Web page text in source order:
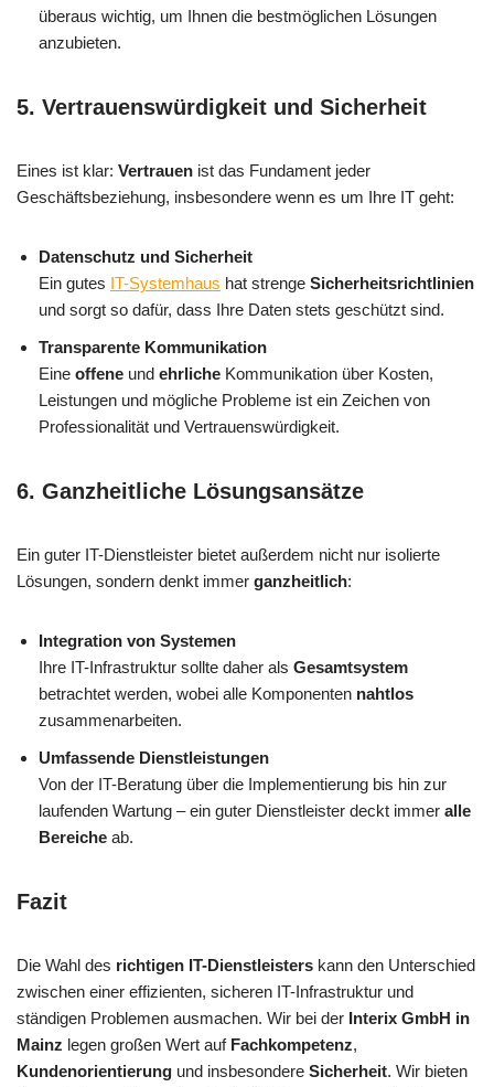
überaus wichtig, um Ihnen die bestmöglichen Lösungen
anzubieten.
5. Vertrauenswürdigkeit und Sicherheit
Eines ist klar: Vertrauen ist das Fundament jeder
Geschäftsbeziehung, insbesondere wenn es um Ihre IT geht:
Datenschutz und Sicherheit
Ein gutes IT-Systemhaus hat strenge Sicherheitsrichtlinien
und sorgt so dafür, dass Ihre Daten stets geschützt sind.
Transparente Kommunikation
Eine offene und ehrliche Kommunikation über Kosten,
Leistungen und mögliche Probleme ist ein Zeichen von
Professionalität und Vertrauenswürdigkeit.
6. Ganzheitliche Lösungsansätze
Ein guter IT-Dienstleister bietet außerdem nicht nur isolierte
Lösungen, sondern denkt immer ganzheitlich:
Integration von Systemen
Ihre IT-Infrastruktur sollte daher als Gesamtsystem
betrachtet werden, wobei alle Komponenten nahtlos
zusammenarbeiten.
Umfassende Dienstleistungen
Von der IT-Beratung über die Implementierung bis hin zur
laufenden Wartung – ein guter Dienstleister deckt immer alle
Bereiche ab.
Fazit
Die Wahl des richtigen IT-Dienstleisters kann den Unterschied
zwischen einer effizienten, sicheren IT-Infrastruktur und
ständigen Problemen ausmachen. Wir bei der Interix GmbH in
Mainz legen großen Wert auf Fachkompetenz,
Kundenorientierung und insbesondere Sicherheit. Wir bieten